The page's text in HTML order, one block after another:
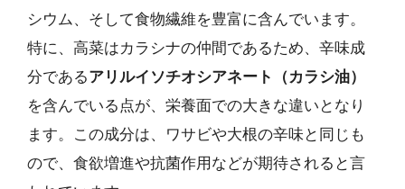
シウム、そして食物繊維を豊富に含んでいます。
特に、高菜はカラシナの仲間であるため、辛味成
分であるアリルイソチオシアネート（カラシ油）
を含んでいる点が、栄養面での大きな違いとなり
ます。この成分は、ワサビや大根の辛味と同じも
ので、食欲増進や抗菌作用などが期待されると言